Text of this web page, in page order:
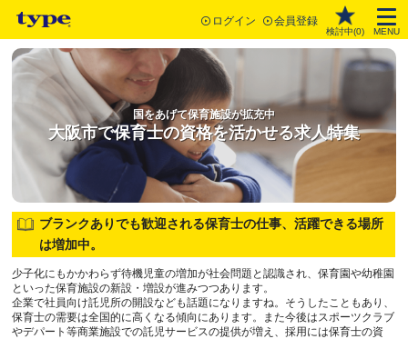
ログイン 会員登録
検討中(0) MENU
国をあげて保育施設が拡充中
大阪市で保育士の資格を活かせる求人特集
ブランクありでも歓迎される保育士の仕事、活躍できる場所
は増加中。
少子化にもかかわらず待機児童の増加が社会問題と認識され、保育園や幼稚園
といった保育施設の新設・増設が進みつつあります。
企業で社員向け託児所の開設なども話題になりますね。そうしたこともあり、
保育士の需要は全国的に高くなる傾向にあります。また今後はスポーツクラブ
やデパート等商業施設での託児サービスの提供が増え、採用には保育士の資